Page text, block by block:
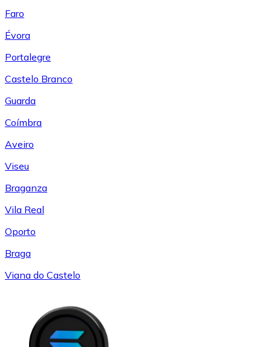
Faro
Évora
Portalegre
Castelo Branco
Guarda
Coímbra
Aveiro
Viseu
Braganza
Vila Real
Oporto
Braga
Viana do Castelo